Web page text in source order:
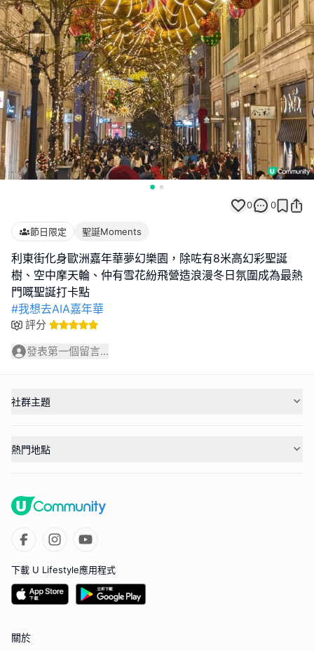
0 0
節日限定 聖誕Moments
利東街化身歐洲嘉年華夢幻樂園，除咗有8米高幻彩聖誕
樹、空中摩天輪、仲有雪花紛飛營造浪漫冬日氛圍成為最熱
#我想去AIA嘉年華
評分
發表第一個留言...
社群主題
熱門地點
下載 U Lifestyle應用程式
關於